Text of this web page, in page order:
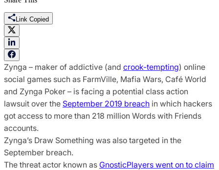
Link Copied
Zynga – maker of addictive (and crook-tempting) online
social games such as FarmVille, Mafia Wars, Café World
and Zynga Poker – is facing a potential class action
lawsuit over the September 2019 breach in which hackers
got access to more than 218 million Words with Friends
accounts.
Zynga’s Draw Something was also targeted in the
September breach.
The threat actor known as GnosticPlayers went on to claim